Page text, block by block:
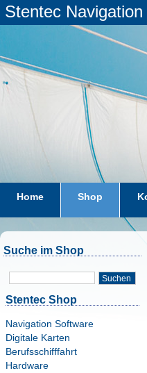
Stentec Navigation
Home Shop
Suche im Shop
Suchen
Stentec Shop
Navigation Software
Digitale Karten
Berufsschifffahrt
Hardware